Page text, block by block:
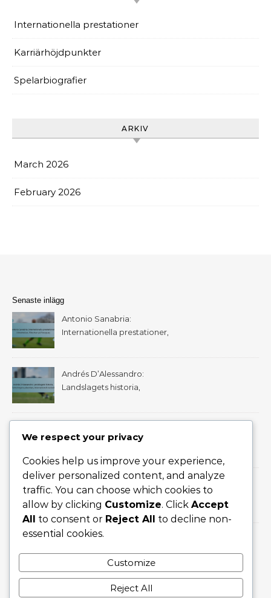
Internationella prestationer
Karriärhöjdpunkter
Spelarbiografier
ARKIV
March 2026
February 2026
Senaste inlägg
Antonio Sanabria:
Internationella prestationer,
Paraguay
Andrés D’Alessandro:
Landslagets historia,
Internationell statistik
Barndomsupplevelser,
Tidiga klubbar, Viktiga
prestationer
Salvador Cabañas: Påverkan
för Paraguay, Turneringens
höjdpunkter
Miguel Almirón: Bidrag till
Paraguays landslag,
Internationella mål, Stora
turneringar
We respect your privacy
Cookies help us improve your experience,
deliver personalized content, and analyze
traffic. You can choose which cookies to
allow by clicking Customize. Click Accept
All to consent or Reject All to decline non-
essential cookies.
Customize
Reject All